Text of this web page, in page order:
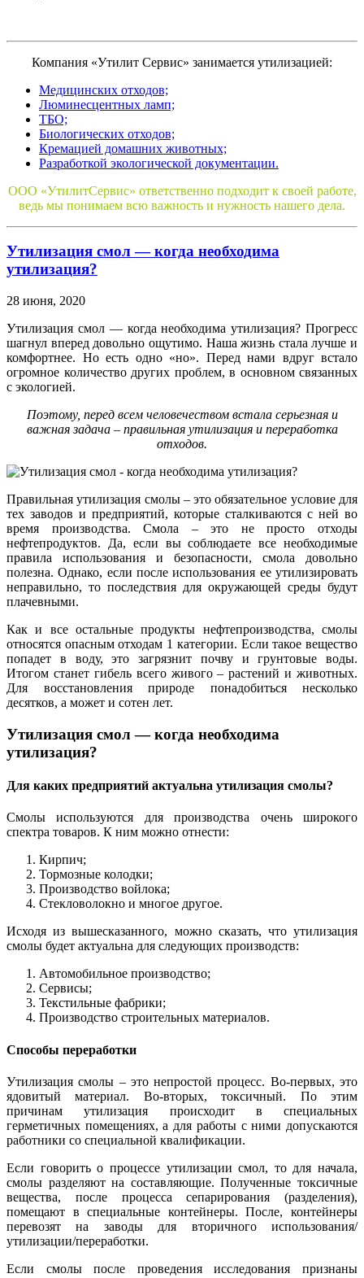
Компания «Утилит Сервис» занимается утилизацией:
Медицинских отходов;
Люминесцентных ламп;
ТБО;
Биологических отходов;
Кремацией домашних животных;
Разработкой экологической документации.
ООО «УтилитСервис» ответственно подходит к своей работе,
ведь мы понимаем всю важность и нужность нашего дела.
Утилизация смол — когда необходима
утилизация?
28 июня, 2020
Утилизация смол — когда необходима утилизация? Прогресс
шагнул вперед довольно ощутимо. Наша жизнь стала лучше и
комфортнее. Но есть одно «но». Перед нами вдруг встало
огромное количество других проблем, в основном связанных
с экологией.
Поэтому, перед всем человечеством встала серьезная и
важная задача – правильная утилизация и переработка
отходов.
Правильная утилизация смолы – это обязательное условие для
тех заводов и предприятий, которые сталкиваются с ней во
время производства. Смола – это не просто отходы
нефтепродуктов. Да, если вы соблюдаете все необходимые
правила использования и безопасности, смола довольно
полезна. Однако, если после использования ее утилизировать
неправильно, то последствия для окружающей среды будут
плачевными.
Как и все остальные продукты нефтепроизводства, смолы
относятся опасным отходам 1 категории. Если такое вещество
попадет в воду, это загрязнит почву и грунтовые воды.
Итогом станет гибель всего живого – растений и животных.
Для восстановления природе понадобиться несколько
десятков, а может и сотен лет.
Утилизация смол—когда необходима
утилизация?
Для каких предприятий актуальна утилизация смолы?
Смолы используются для производства очень широкого
спектра товаров. К ним можно отнести:
Кирпич;
Тормозные колодки;
Производство войлока;
Стекловолокно и многое другое.
Исходя из вышесказанного, можно сказать, что утилизация
смолы будет актуальна для следующих производств:
Автомобильное производство;
Сервисы;
Текстильные фабрики;
Производство строительных материалов.
Способы переработки
Утилизация смолы – это непростой процесс. Во-первых, это
ядовитый материал. Во-вторых, токсичный. По этим
причинам утилизация происходит в специальных
герметичных помещениях, а для работы с ними допускаются
работники со специальной квалификации.
Если говорить о процессе утилизации смол, то для начала,
смолы разделяют на составляющие. Полученные токсичные
вещества, после процесса сепарирования (разделения),
помещают в специальные контейнеры. После, контейнеры
перевозят на заводы для вторичного использования/
утилизации/переработки.
Если смолы после проведения исследования признаны